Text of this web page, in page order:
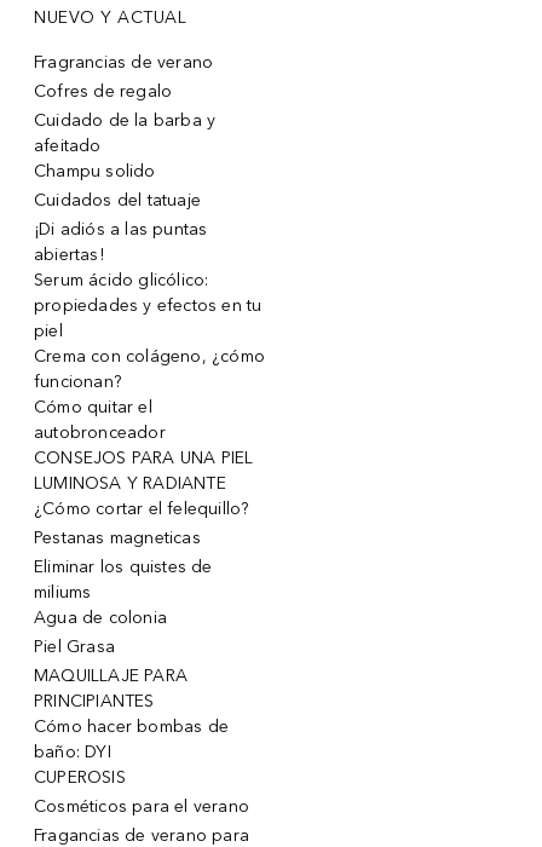
NUEVO Y ACTUAL
Fragrancias de verano
Cofres de regalo
Cuidado de la barba y
afeitado
Champu solido
Cuidados del tatuaje
¡Di adiós a las puntas
abiertas!
Serum ácido glicólico:
propiedades y efectos en tu
piel
Crema con colágeno, ¿cómo
funcionan?
Cómo quitar el
autobronceador
CONSEJOS PARA UNA PIEL
LUMINOSA Y RADIANTE
¿Cómo cortar el felequillo?
Pestanas magneticas
Eliminar los quistes de
miliums
Agua de colonia
Piel Grasa
MAQUILLAJE PARA
PRINCIPIANTES
Cómo hacer bombas de
baño: DYI
CUPEROSIS
Cosméticos para el verano
Fragancias de verano para